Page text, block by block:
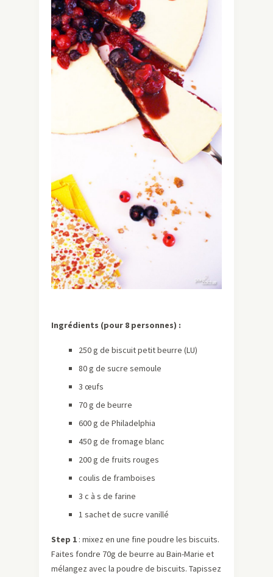
Ingrédients (pour 8 personnes) :
250 g de biscuit petit beurre (LU)
80 g de sucre semoule
3 œufs
70 g de beurre
600 g de Philadelphia
450 g de fromage blanc
200 g de fruits rouges
coulis de framboises
3 c à s de farine
1 sachet de sucre vanillé
Step 1 : mixez en une fine poudre les biscuits.
Faites fondre 70g de beurre au Bain-Marie et
mélangez avec la poudre de biscuits. Tapissez